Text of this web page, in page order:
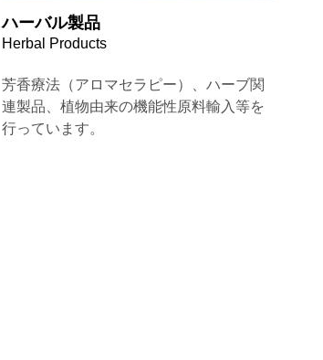
ハーバル製品
Herbal Products
芳香療法（アロマセラピー）、ハーブ関
連製品、植物由来の機能性原料輸入等を
行っています。